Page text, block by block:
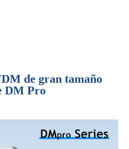
de gran tamaño
DM Pro